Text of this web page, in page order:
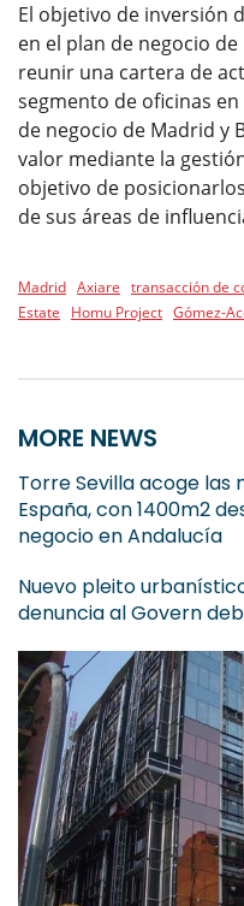
El objetivo de inversión
en el plan de negocio
reunir una cartera de
segmento de oficinas
de negocio de Madrid y
valor mediante la
objetivo de
de sus áreas de
Madrid Axiare transacción de
Estate
Homu Project Gómez-
MORE NEWS
Torre Sevilla acoge las
España, con 1400m2
negocio en Andalucía
Nuevo pleito
denuncia al Govern